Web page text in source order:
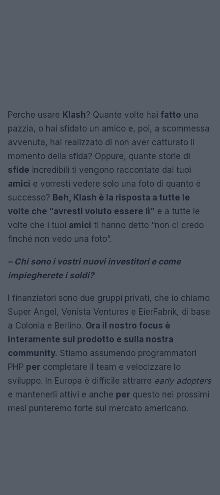
Perche usare Klash? Quante volte hai fatto una
pazzia, o hai sfidato un amico e, poi, a scommessa
avvenuta, hai realizzato di non aver catturato il
momento della sfida? Oppure, quante storie di
sfide incredibili ti vengono raccontate dai tuoi
amici e vorresti vedere solo una foto di quanto è
successo? Beh, Klash è la risposta a tutte le
volte che “avresti voluto essere lì” e a tutte le
volte che i tuoi amici ti hanno detto “non ci credo
finché non vedo una foto”.
– Chi sono i vostri nuovi investitori e come
impiegherete i soldi?
I finanziatori sono due gruppi privati, che io chiamo
Super Angel, Venista Ventures e EierFabrik, di base
a Colonia e Berlino. Ora il nostro focus è
interamente sul prodotto e sulla nostra
community. Stiamo assumendo programmatori
PHP per completare il team e velocizzare lo
sviluppo. In Europa è difficile attrarre early adopters
e mantenerli attivi e anche per questo nei prossimi
mesi punteremo forte sul mercato americano.